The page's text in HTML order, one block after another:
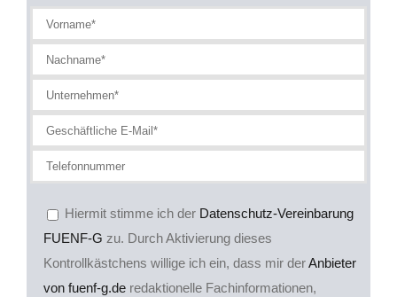
Hiermit stimme ich der Datenschutz-Vereinbarung
FUENF-G zu. Durch Aktivierung dieses
Kontrollkästchens willige ich ein, dass mir derAnbieter
von fuenf-g.de redaktionelle Fachinformationen,